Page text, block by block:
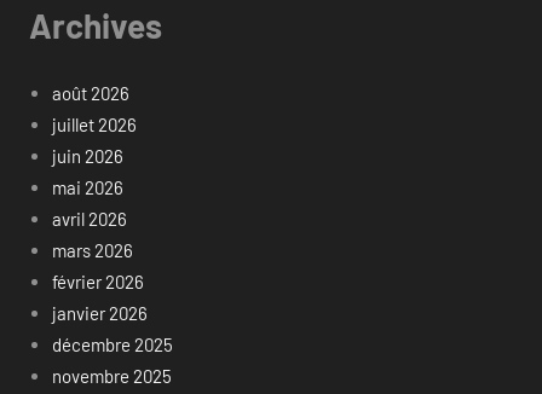
Archives
août 2026
juillet 2026
juin 2026
mai 2026
avril 2026
mars 2026
février 2026
janvier 2026
décembre 2025
novembre 2025